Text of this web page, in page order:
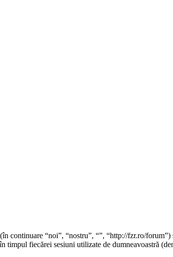
continuare “noi”, “nostru”, “”, “http://fzr.ro/
fiecărei sesiuni utilizate de dumneavoastră